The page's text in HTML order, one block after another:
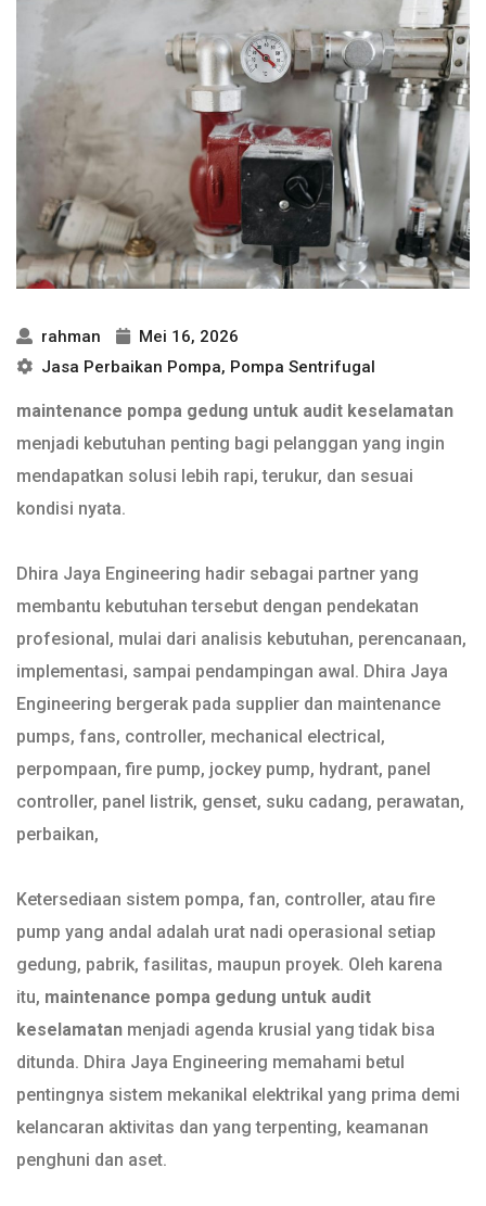
rahman
Mei 16, 2026
Jasa Perbaikan Pompa, Pompa Sentrifugal
maintenance pompa gedung untuk audit keselamatan
menjadi kebutuhan penting bagi pelanggan yang ingin
mendapatkan solusi lebih rapi, terukur, dan sesuai
kondisi nyata.
Dhira Jaya Engineering hadir sebagai partner yang
membantu kebutuhan tersebut dengan pendekatan
profesional, mulai dari analisis kebutuhan, perencanaan,
implementasi, sampai pendampingan awal. Dhira Jaya
Engineering bergerak pada supplier dan maintenance
pumps, fans, controller, mechanical electrical,
perpompaan, fire pump, jockey pump, hydrant, panel
controller, panel listrik, genset, suku cadang, perawatan,
perbaikan,
Ketersediaan sistem pompa, fan, controller, atau fire
pump yang andal adalah urat nadi operasional setiap
gedung, pabrik, fasilitas, maupun proyek. Oleh karena
itu, maintenance pompa gedung untuk audit
keselamatan menjadi agenda krusial yang tidak bisa
ditunda. Dhira Jaya Engineering memahami betul
pentingnya sistem mekanikal elektrikal yang prima demi
kelancaran aktivitas dan yang terpenting, keamanan
penghuni dan aset.